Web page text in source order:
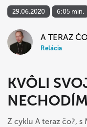
29.06.2020 6:05 min.
A TERAZ
Relácia
KVÔLI
Z cyklu A teraz čo?,